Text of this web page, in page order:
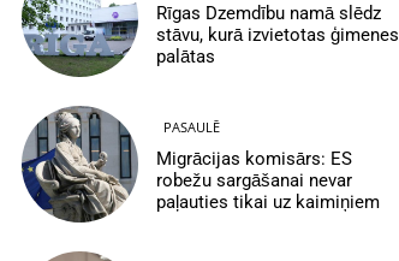
Rīgas Dzemdību namā slēdz
stāvu, kurā izvietotas ģimenes
palātas
PASAULĒ
Migrācijas komisārs: ES
robežu sargāšanai nevar
paļauties tikai uz kaimiņiem